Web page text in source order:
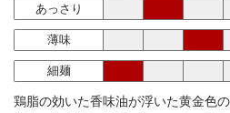
あっさり
薄味
細麺
鶏脂の効いた香味油が浮いた黄金色